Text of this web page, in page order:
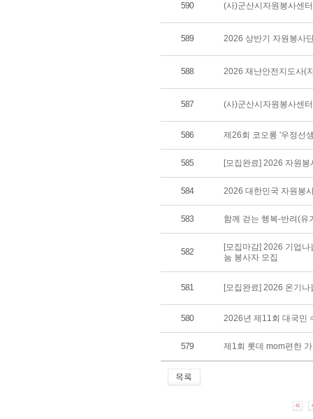
590 (사)군산시자원봉사센
589 2026 상반기 자원봉사
588 2026 재난안전지도사(
587 (사)군산시자원봉사센
586 제26회 코오롱 '우정선
585 [모집완료] 2026 자원
584 2026 대한민국 자원봉
583 함께 걷는 행복-반려(유
582
[모집마감] 2026 기업
눔 봉사자 모집
581 [모집완료] 2026 온기
580 2026년 제11회 대국민
579 제1회 롯데 mom편한